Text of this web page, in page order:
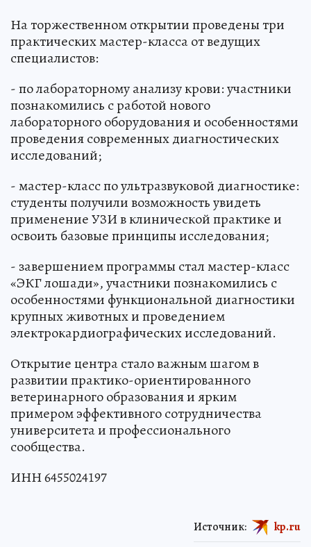
На торжественном открытии проведены три
практических мастер-класса от ведущих
специалистов:
- по лабораторному анализу крови: участники
познакомились с работой нового
лабораторного оборудования и особенностями
проведения современных диагностических
исследований;
- мастер-класс по ультразвуковой диагностике:
студенты получили возможность увидеть
применение УЗИ в клинической практике и
освоить базовые принципы исследования;
- завершением программы стал мастер-класс
«ЭКГ лошади», участники познакомились с
особенностями функциональной диагностики
крупных животных и проведением
электрокардиографических исследований.
Открытие центра стало важным шагом в
развитии практико-ориентированного
ветеринарного образования и ярким
примером эффективного сотрудничества
университета и профессионального
сообщества.
ИНН 6455024197
Источник: kp.ru